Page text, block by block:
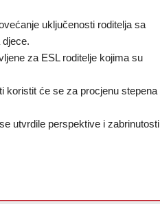
uključenosti roditelja sa
za ESL roditelje kojima su
koristit će se za procjenu stepena
utvrdile perspektive i zabrinutosti